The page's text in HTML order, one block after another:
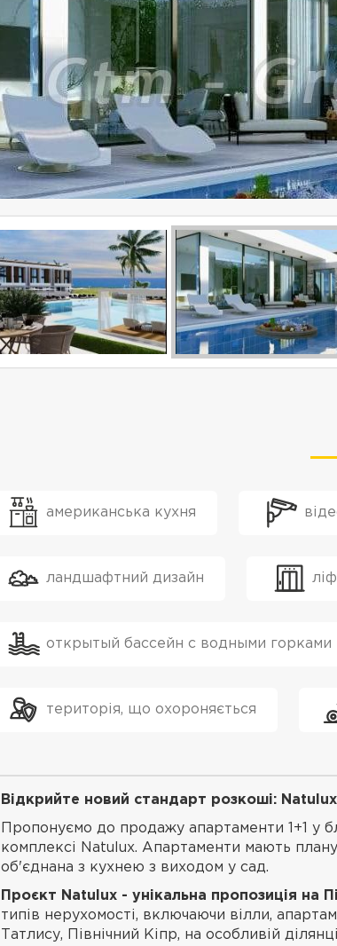
американська кухня
ландшафтний дизайн
открытый бассейн с водными горками
територія, що охороняється
Відкрийте новий стандарт розкоші:
Пропонуємо до продажу апартаменти 1+1 у
комплексі Natulux. Апартаменти мають
об'єднана з кухнею з виходом у сад.
Проєкт Natulux - унікальна пропозиція на
типів нерухомості, включаючи вілли,
Татлису, Північний Кіпр, на особливій